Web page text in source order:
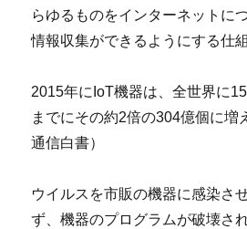
らゆるものをインターネットに
情報収集ができるようにする仕
2015年にIoT機器は、全世界に
までにその約2倍の304億個に増
通信白書）
ウイルスを市販の機器に感染さ
ず、機器のプログラムが破壊さ